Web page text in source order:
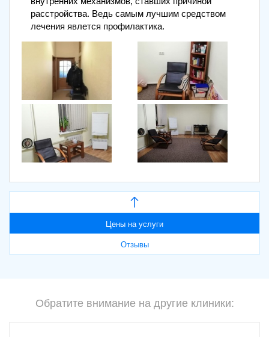
расстройства. Ведь самым лучшим средством
лечения явлется профилактика.
Цены на услуги
Отзывы
Обратите внимание на другие клиники: